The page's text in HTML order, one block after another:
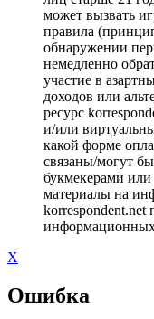
может вызвать
правила
обнаружении
немедленно
участие в
доходов или
ресурс
и/или
какой форме
связаны/могут
букмекерами
материалы на
korrespondent.net
X
Ошибка